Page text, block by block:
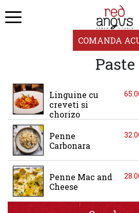
COMANDA
Paste
Linguine cu
creveti si
chorizo
Penne
Carbonara
Penne Mac and
Cheese